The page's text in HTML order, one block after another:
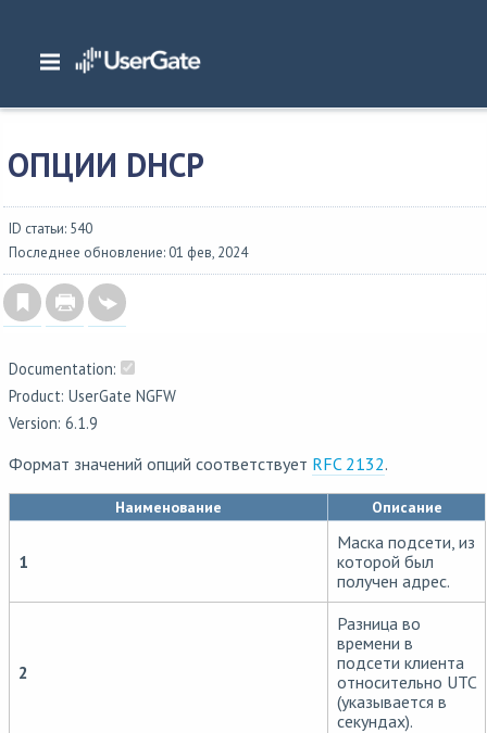
Главная/ Документация/NGFW
Приложения
ОПЦИИ DHCP
ID статьи: 540
Последнее обновление: 01 фев, 2024
Documentation:
Product: UserGate NGFW
Version: 6.1.9
Формат значений опций соответствует RFC 2132.
Наименование Описание
1
Маска подсети, из
которой был
получен адрес.
2
Разница во
времени в
подсети клиента
относительно UTC
(указывается в
секундах).